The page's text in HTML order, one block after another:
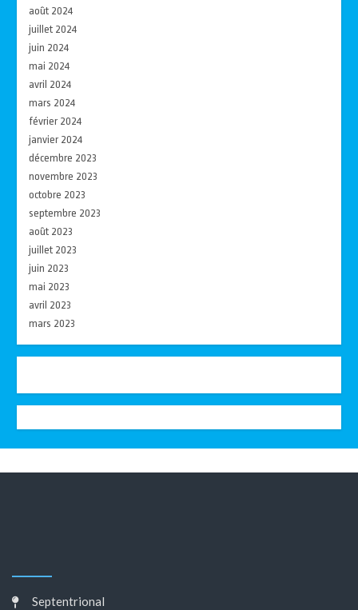
août 2024
juillet 2024
juin 2024
mai 2024
avril 2024
mars 2024
février 2024
janvier 2024
décembre 2023
novembre 2023
octobre 2023
septembre 2023
août 2023
juillet 2023
juin 2023
mai 2023
avril 2023
mars 2023
Septentrional